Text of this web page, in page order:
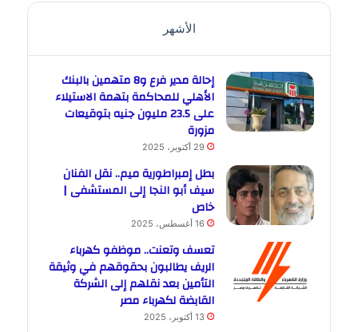
الأشهر
إحالة مدير فرع و8 متهمين بالبنك
الأهلي للمحاكمة بتهمة الاستيلاء
على 23.5 مليون جنيه بتوقيعات
مزورة
29 أكتوبر، 2025
بطل إمبراطورية ميم.. نقل الفنان
سيف أبو النجا إلى المستشفى |
خاص
16 أغسطس، 2025
تعسف وتعنت.. موظفو كهرباء
الريف يطالبون بحقوقهم في وثيقة
التأمين بعد نقلهم إلى الشركة
القابضة لكهرباء مصر
13 أكتوبر، 2025